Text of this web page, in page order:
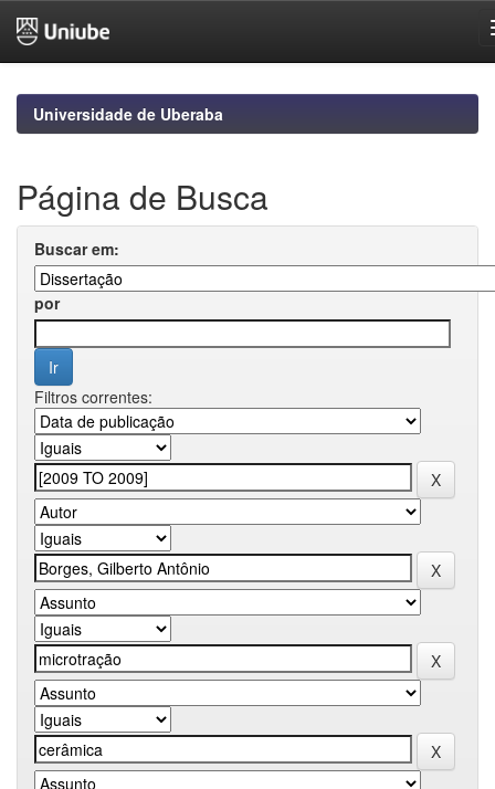
navigationUniversidade de Uberaba
Página de Busca
Buscar em:
por
Filtros correntes: